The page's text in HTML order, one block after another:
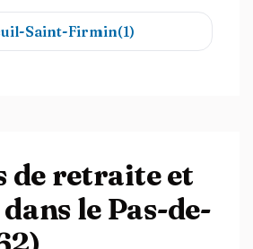
Saint-Firmin(1)
de retraite et
le Pas-de-